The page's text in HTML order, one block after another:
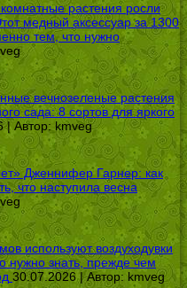
растения росли
медный аксессуар за 1300
тем, что нужно
вечнозеленые растения
сада: 8 сортов для яркого
| Автор: kmveg
Дженнифер Гарнер: как
что наступила весна
используют воздуходувки
нужно знать, прежде чем
30.07.2026 | Автор: kmveg